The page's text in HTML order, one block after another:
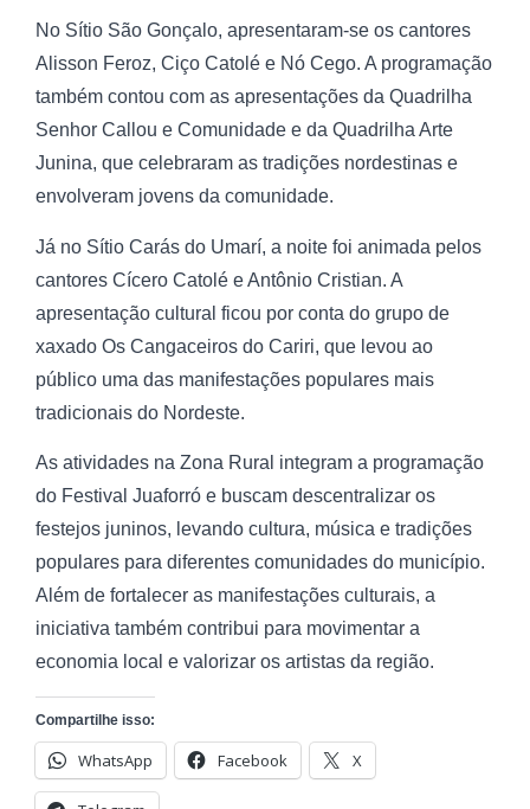
No Sítio São Gonçalo, apresentaram-se os cantores
Alisson Feroz, Ciço Catolé e Nó Cego. A programação
também contou com as apresentações da Quadrilha
Senhor Callou e Comunidade e da Quadrilha Arte
Junina, que celebraram as tradições nordestinas e
envolveram jovens da comunidade.
Já no Sítio Carás do Umarí, a noite foi animada pelos
cantores Cícero Catolé e Antônio Cristian. A
apresentação cultural ficou por conta do grupo de
xaxado Os Cangaceiros do Cariri, que levou ao
público uma das manifestações populares mais
tradicionais do Nordeste.
As atividades na Zona Rural integram a programação
do Festival Juaforró e buscam descentralizar os
festejos juninos, levando cultura, música e tradições
populares para diferentes comunidades do município.
Além de fortalecer as manifestações culturais, a
iniciativa também contribui para movimentar a
economia local e valorizar os artistas da região.
Compartilhe isso:
WhatsApp Facebook X